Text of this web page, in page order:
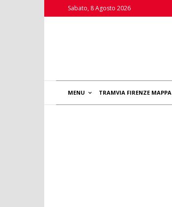
Sabato, 8 Agosto 2026
MENU TRAMVIA FIRENZE MAPPA